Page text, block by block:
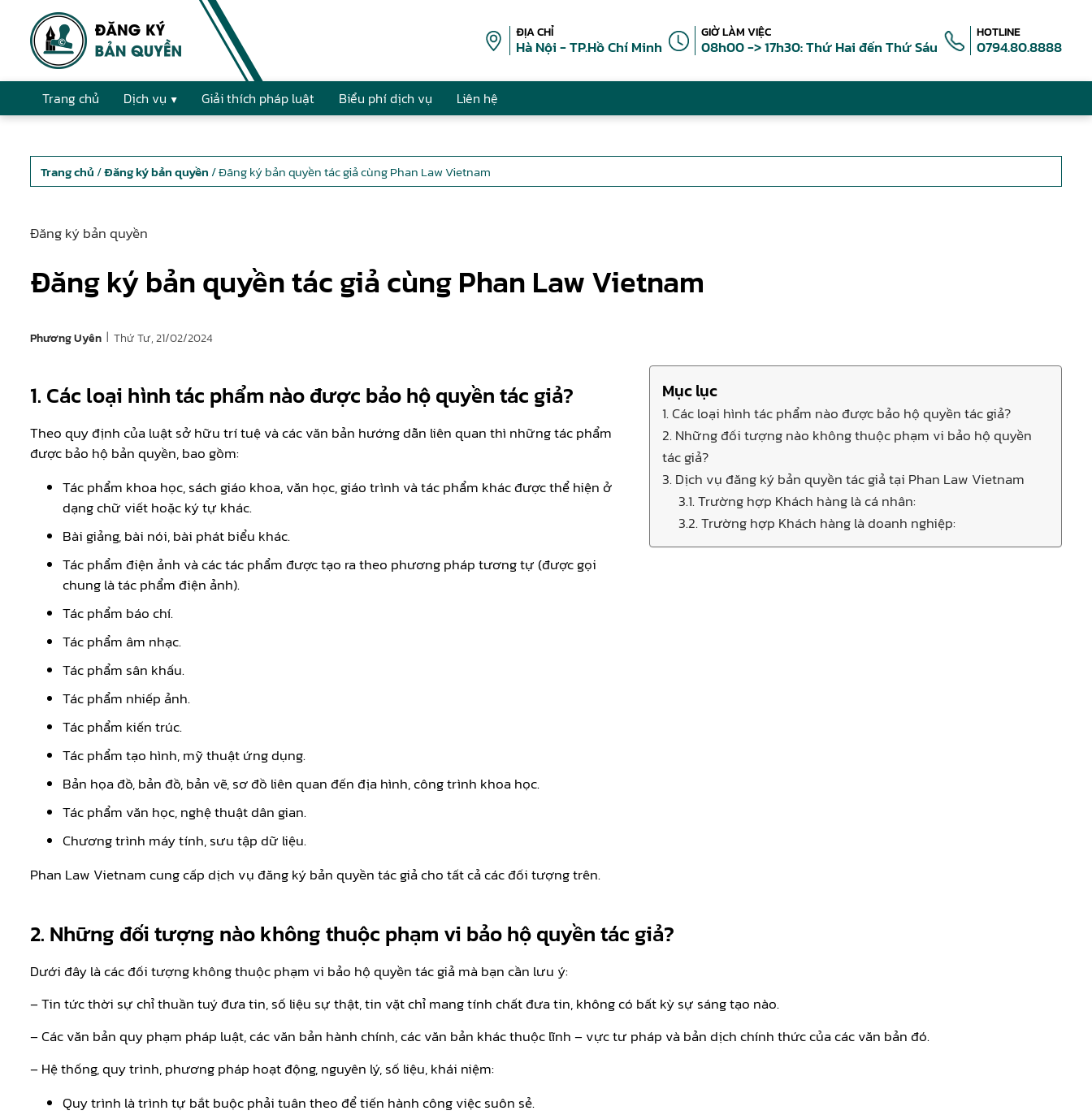
ĐỊA CHỈ
Hà Nội - TP.Hồ Chí Minh
GIỜ LÀM VIỆC
08h00 -> 17h30: Thứ Hai đến Thứ Sáu
HOTLINE
0794.80.8888
Trang chủ Dịch vụ Giải thích pháp luật Biểu phí dịch vụ Liên hệ
Trang chủ /Đăng ký bản quyền / Đăng ký bản quyền tác giả cùng Phan Law Vietnam
Đăng ký bản quyền
Đăng ký bản quyền tác giả cùng Phan Law Vietnam
Phương Uyên | Thứ Tư, 21/02/2024
Mục lục
1. Các loại hình tác phẩm nào được bảo hộ quyền tác giả?
2. Những đối tượng nào không thuộc phạm vi bảo hộ quyền
tác giả?
3. Dịch vụ đăng ký bản quyền tác giả tại Phan Law Vietnam
3.1. Trường hợp Khách hàng là cá nhân:
3.2. Trường hợp Khách hàng là doanh nghiệp:
1. Các loại hình tác phẩm nào được bảo hộ quyền tác giả?
Theo quy định của luật sở hữu trí tuệ và các văn bản hướng dẫn liên quan thì những tác phẩm
được bảo hộ bản quyền, bao gồm:
Tác phẩm khoa học, sách giáo khoa, văn học, giáo trình và tác phẩm khác được thể hiện ở
dạng chữ viết hoặc ký tự khác.
Bài giảng, bài nói, bài phát biểu khác.
Tác phẩm điện ảnh và các tác phẩm được tạo ra theo phương pháp tương tự (được gọi
chung là tác phẩm điện ảnh).
Tác phẩm báo chí.
Tác phẩm âm nhạc.
Tác phẩm sân khấu.
Tác phẩm nhiếp ảnh.
Tác phẩm kiến trúc.
Tác phẩm tạo hình, mỹ thuật ứng dụng.
Bản họa đồ, bản đồ, bản vẽ, sơ đồ liên quan đến địa hình, công trình khoa học.
Tác phẩm văn học, nghệ thuật dân gian.
Chương trình máy tính, sưu tập dữ liệu.
Phan Law Vietnam cung cấp dịch vụ đăng ký bản quyền tác giả cho tất cả các đối tượng trên.
2. Những đối tượng nào không thuộc phạm vi bảo hộ quyền tác giả?
Dưới đây là các đối tượng không thuộc phạm vi bảo hộ quyền tác giả mà bạn cần lưu ý:
– Tin tức thời sự chỉ thuần tuý đưa tin, số liệu sự thật, tin vặt chỉ mang tính chất đưa tin, không có bất kỳ sự sáng tạo nào.
– Các văn bản quy phạm pháp luật, các văn bản hành chính, các văn bản khác thuộc lĩnh – vực tư pháp và bản dịch chính thức của các văn bản đó.
– Hệ thống, quy trình, phương pháp hoạt động, nguyên lý, số liệu, khái niệm:
Quy trình là trình tự bắt buộc phải tuân theo để tiến hành công việc suôn sẻ.